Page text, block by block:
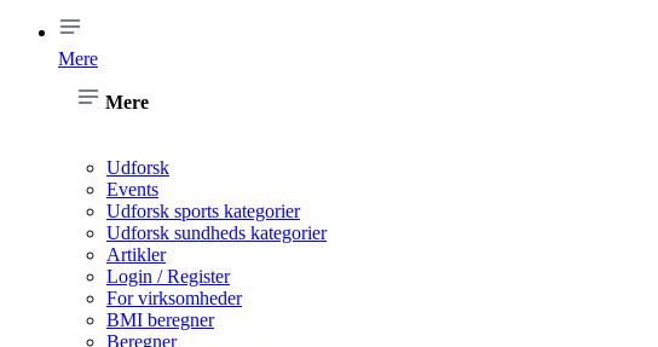
Mere
Mere
Udforsk
Events
Udforsk sports kategorier
Udforsk sundheds kategorier
Artikler
Login / Register
For virksomheder
BMI beregner
Beregner